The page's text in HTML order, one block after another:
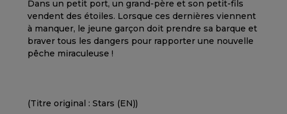
Dans un petit port, un grand-père et son petit-fils
vendent des étoiles. Lorsque ces dernières viennent
à manquer, le jeune garçon doit prendre sa barque et
braver tous les dangers pour rapporter une nouvelle
pêche miraculeuse !
(Titre original : Stars (EN))